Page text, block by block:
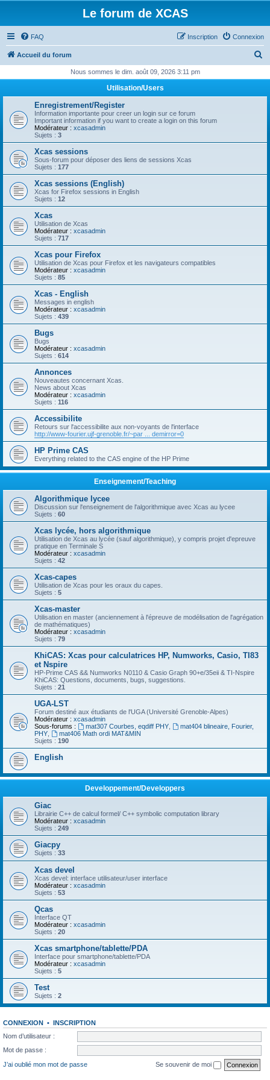
Le forum de XCAS
FAQ Connexion
Inscription
Accueil du forum
h
c
Nous sommes le dim. août 09, 2026 3:11 pm
Utilisation/Users
Enregistrement/Register
Information importante pour creer un login sur ce forum
Important information if you want to create a login on this forum
Modérateur : xcasadmin
Sujets : 3
Xcas sessions
Sous-forum pour déposer des liens de sessions Xcas
Sujets : 177
Xcas sessions (English)
Xcas for Firefox sessions in English
Sujets : 12
Xcas
Utilisation de Xcas
Modérateur : xcasadmin
Sujets : 717
Xcas pour Firefox
Utilisation de Xcas pour Firefox et les navigateurs compatibles
Modérateur : xcasadmin
Sujets : 85
Xcas - English
Messages in english
Modérateur : xcasadmin
Sujets : 439
Bugs
Bugs
Modérateur : xcasadmin
Sujets : 614
Annonces
Nouveautes concernant Xcas.
News about Xcas
Modérateur : xcasadmin
Sujets : 116
Accessibilite
Retours sur l'accessibilite aux non-voyants de l'interface
http://www-fourier.ujf-grenoble.fr/~par ... demirror=0
HP Prime CAS
Everything related to the CAS engine of the HP Prime
Enseignement/Teaching
Algorithmique lycee
Discussion sur l'enseignement de l'algorithmique avec Xcas au lycee
Sujets : 60
Xcas lycée, hors algorithmique
Utilisation de Xcas au lycée (sauf algorithmique), y compris projet d'epreuve
pratique en Terminale S
Modérateur : xcasadmin
Sujets : 42
Xcas-capes
Utilisation de Xcas pour les oraux du capes.
Sujets : 5
Xcas-master
Utilisation en master (anciennement à l'épreuve de modélisation de l'agrégation
de mathématiques)
Modérateur : xcasadmin
Sujets : 79
KhiCAS: Xcas pour calculatrices HP, Numworks, Casio, TI83
et Nspire
HP-Prime CAS && Numworks N0110 & Casio Graph 90+e/35eii & TI-Nspire
KhiCAS: Questions, documents, bugs, suggestions.
Sujets : 21
UGA-LST
Forum destiné aux étudiants de l'UGA (Université Grenoble-Alpes)
Modérateur : xcasadmin
Sous-forums :
mat307 Courbes, eqdiff PHY,
mat404 blineaire, Fourier,
PHY
mat406 Math ordi MAT&MIN
Sujets : 190
English
Developpement/Developpers
Giac
Librairie C++ de calcul formel/ C++ symbolic computation library
Modérateur : xcasadmin
Sujets : 249
Giacpy
Sujets : 33
Xcas devel
Xcas devel: interface utilisateur/user interface
Modérateur : xcasadmin
Sujets : 53
Qcas
Interface QT
Modérateur : xcasadmin
Sujets : 20
Xcas smartphone/tablette/PDA
Interface pour smartphone/tablette/PDA
Modérateur : xcasadmin
Sujets : 5
Test
Sujets : 2
CONNEXION • INSCRIPTION
Nom d’utilisateur :
Mot de passe :
J’ai oublié mon mot de passe
Se souvenir de moi